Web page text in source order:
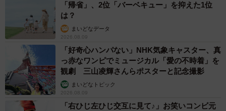
「帰省」、2位「バーベキュー」を抑えた1位
は？
まいどなデータ
2026.08.09
「好奇心ハンパない」NHK気象キャスター、真
っ赤なワンピでミュージカル「愛の不時着」を
観劇 三山凌輝さんらポスターと記念撮影
まいどなトピック
2026.08.09
「右ひじ左ひじ交互に見て♪」お笑いコンビ元